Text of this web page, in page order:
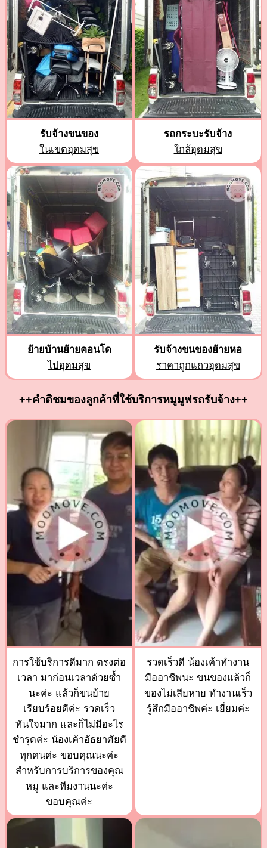
รับจ้างขนของ
ในเขตอุดมสุข
รถกระบะรับจ้าง
ใกล้อุดมสุข
ย้ายบ้านย้ายคอนโด
ไปอุดมสุข
รับจ้างขนของย้ายหอ
ราคาถูกแถวอุดมสุข
++คำติชมของลูกค้าที่ใช้บริการหมูมูฟรถรับจ้าง++
การใช้บริการดีมาก ตรงต่อ
เวลา มาก่อนเวลาด้วยซ้ำ
นะค่ะ แล้วก็ขนย้าย
เรียบร้อยดีค่ะ รวดเร็ว
ทันใจมาก และก็ไม่มีอะไร
ชำรุดค่ะ น้องเค้าอัธยาศัยดี
ทุกคนค่ะ ขอบคุณนะค่ะ
สำหรับการบริการของคุณ
หมู และทีมงานนะค่ะ
ขอบคุณค่ะ
รวดเร็วดี น้องเค้าทำงาน
มืออาชีพนะ ขนของแล้วก็
ของไม่เสียหาย ทำงานเร็ว
รู้สึกมืออาชีพค่ะ เยี่ยมค่ะ